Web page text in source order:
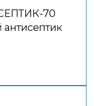
70